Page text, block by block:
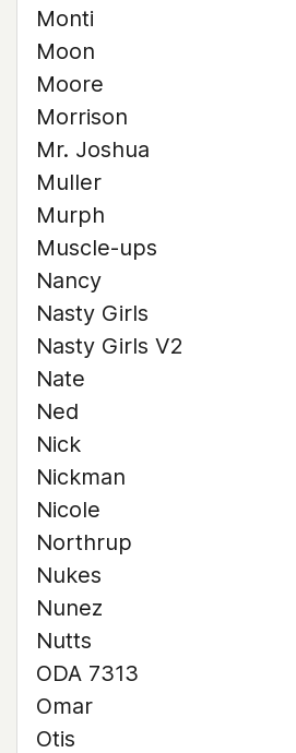
Monti
Moon
Moore
Morrison
Mr. Joshua
Muller
Murph
Muscle-ups
Nancy
Nasty Girls
Nasty Girls V2
Nate
Ned
Nick
Nickman
Nicole
Northrup
Nukes
Nunez
Nutts
ODA 7313
Omar
Otis